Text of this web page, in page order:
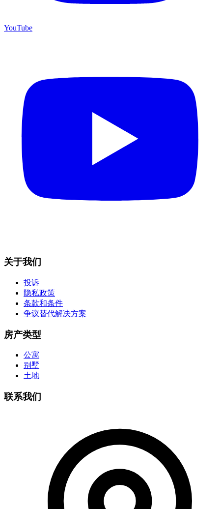
YouTube
关于我们
投诉
隐私政策
条款和条件
争议替代解决方案
房产类型
公寓
别墅
土地
联系我们